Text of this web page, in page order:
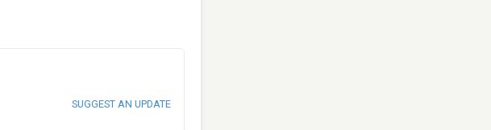
SUGGEST AN UPDATE